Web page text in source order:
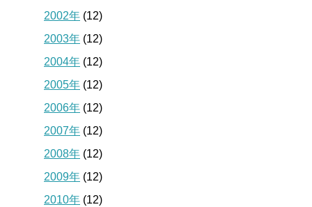
2002年 (12)
2003年 (12)
2004年 (12)
2005年 (12)
2006年 (12)
2007年 (12)
2008年 (12)
2009年 (12)
2010年 (12)